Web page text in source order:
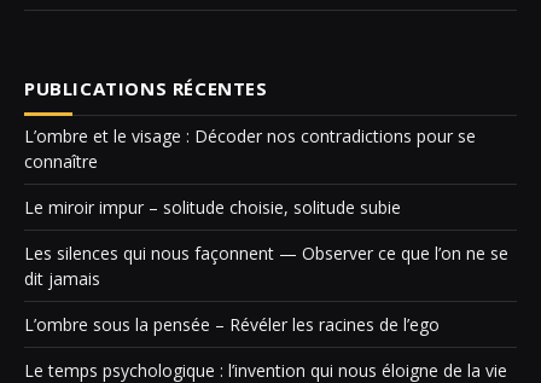
PUBLICATIONS RÉCENTES
L’ombre et le visage : Décoder nos contradictions pour se
connaître
Le miroir impur – solitude choisie, solitude subie
Les silences qui nous façonnent — Observer ce que l’on ne se
dit jamais
L’ombre sous la pensée – Révéler les racines de l’ego
Le temps psychologique : l’invention qui nous éloigne de la vie